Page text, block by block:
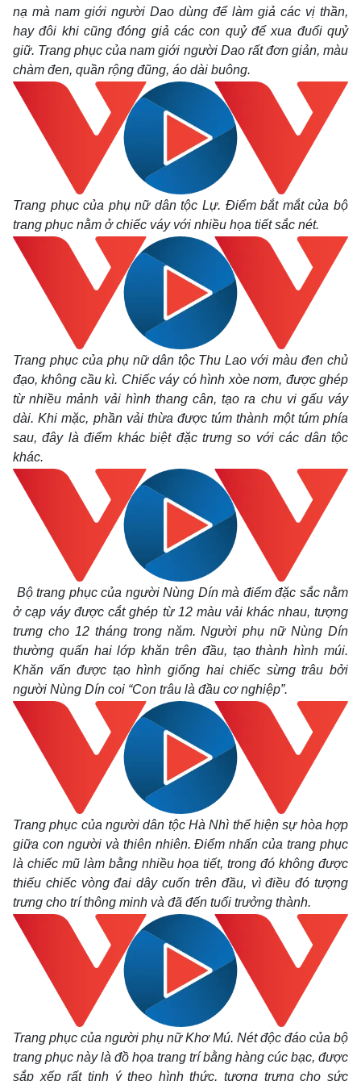
Kinh tế
Bất động sản
Khởi nghiệp
Thị trường
Giá vàng
Tiêu dùng
Tỷ giá
Chứng khoán
Giá cà phê
nạ mà nam giới người Dao dùng để làm giả các vị thần,
hay đôi khi cũng đóng giả các con quỷ để xua đuổi quỷ
giữ. Trang phục của nam giới người Dao rất đơn giản, màu
chàm đen, quần rộng đũng, áo dài buông.
Trang phục của phụ nữ dân tộc Lự. Điểm bắt mắt của bộ
trang phục nằm ở chiếc váy với nhiều họa tiết sắc nét.
Trang phục của phụ nữ dân tộc Thu Lao với màu đen chủ
đạo, không cầu kì. Chiếc váy có hình xòe nơm, được ghép
từ nhiều mảnh vải hình thang cân, tạo ra chu vi gấu váy
dài. Khi mặc, phần vải thừa được túm thành một túm phía
sau, đây là điểm khác biệt đặc trưng so với các dân tộc
khác.
Bộ trang phục của người Nùng Dín mà điểm đặc sắc nằm
ở cạp váy được cắt ghép từ 12 màu vải khác nhau, tượng
trưng cho 12 tháng trong năm. Người phụ nữ Nùng Dín
thường quấn hai lớp khăn trên đầu, tạo thành hình múi.
Khăn vấn được tạo hình giống hai chiếc sừng trâu bởi
người Nùng Dín coi “Con trâu là đầu cơ nghiệp”.
Trang phục của người dân tộc Hà Nhì thể hiện sự hòa hợp
giữa con người và thiên nhiên. Điểm nhấn của trang phục
là chiếc mũ làm bằng nhiều họa tiết, trong đó không được
thiếu chiếc vòng đai dây cuốn trên đầu, vì điều đó tượng
trưng cho trí thông minh và đã đến tuổi trưởng thành.
Trang phục của người phụ nữ Khơ Mú. Nét độc đáo của bộ
trang phục này là đồ họa trang trí bằng hàng cúc bạc, được
sắp xếp rất tinh ý theo hình thức, tượng trưng cho sức